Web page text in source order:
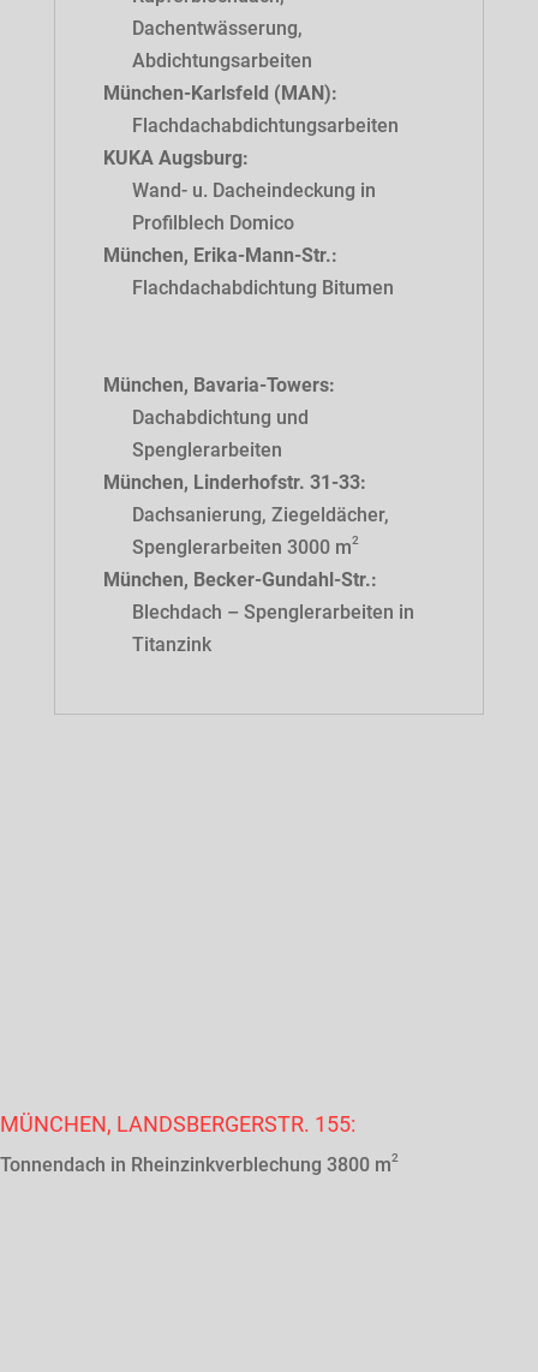
Dachentwässerung,
Abdichtungsarbeiten
München-Karlsfeld (MAN):
Flachdachabdichtungsarbeiten
KUKA Augsburg:
Wand- u. Dacheindeckung in
Profilblech Domico
München, Erika-Mann-Str.:
Flachdachabdichtung Bitumen
München, Bavaria-Towers:
Dachabdichtung und
Spenglerarbeiten
München, Linderhofstr. 31-33:
Dachsanierung, Ziegeldächer,
Spenglerarbeiten 3000 m2
München, Becker-Gundahl-Str.:
Blechdach – Spenglerarbeiten in
Titanzink
MÜNCHEN, LANDSBERGERSTR. 155:
Tonnendach in Rheinzinkverblechung 3800 m2